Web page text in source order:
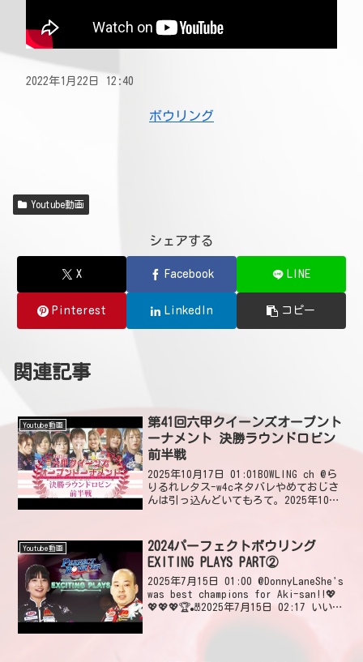
2022年1月22日 12:40
ボウリング
Youtube動画
シェアする
X Facebook LINE
Pinterest LinkedIn コピー
関連記事
Youtube動画
第41回六甲クイーンズオープント
ーナメント 決勝ラウンドロビン
前半戦
2025年10月17日 01:01BOWLING ch @ら
りるれレタス-w4cネタバレやめておじさ
んは引っ込んどいてもろて。2025年10月
vid...
Youtube動画
2024パーフェクトボウリング
EXITING PLAYS PART②
2025年7月15日 01:00 @DonnyLaneShe's
was best champions for Aki-san!!💖
💖💖💖🏆🎳2025年7月15日 02:17 いいね